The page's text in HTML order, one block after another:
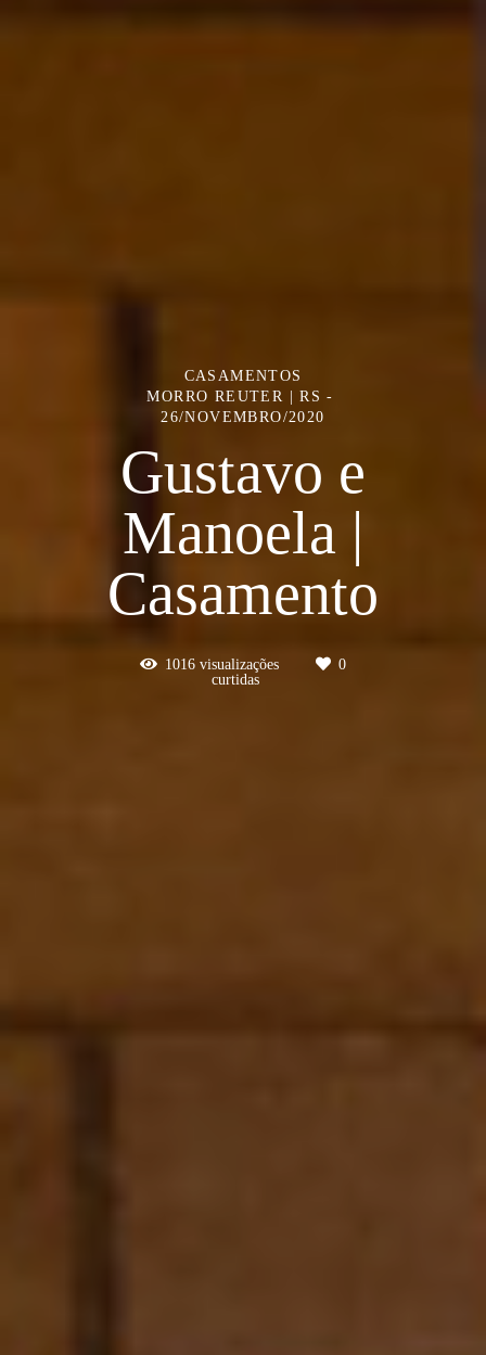
CASAMENTOS
MORRO REUTER | RS
26/NOVEMBRO/2020
Gustavo e
Manoela |
Casamento
1016 visualizações
0
curtidas